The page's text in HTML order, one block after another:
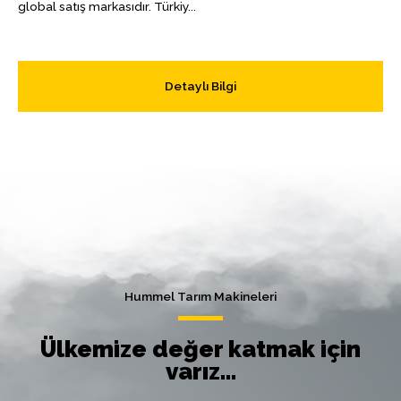
global satış markasıdır. Türkiy...
Detaylı Bilgi
Hummel Tarım Makineleri
Ülkemize değer katmak için
varız...